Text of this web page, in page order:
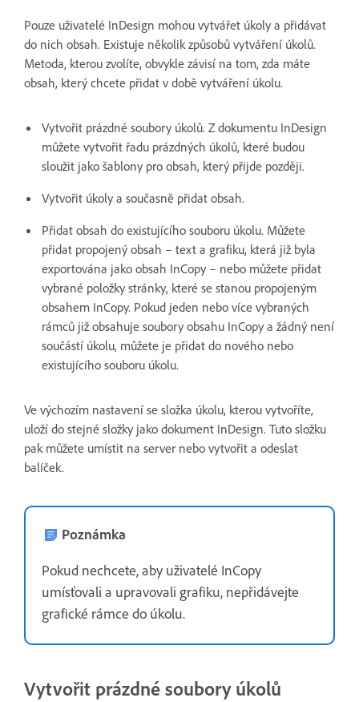
Pouze uživatelé InDesign mohou vytvářet úkoly a přidávat
do nich obsah. Existuje několik způsobů vytváření úkolů.
Metoda, kterou zvolíte, obvykle závisí na tom, zda máte
obsah, který chcete přidat v době vytváření úkolu.
Vytvořit prázdné soubory úkolů. Z dokumentu InDesign
můžete vytvořit řadu prázdných úkolů, které budou
sloužit jako šablony pro obsah, který přijde později.
Vytvořit úkoly a současně přidat obsah.
Přidat obsah do existujícího souboru úkolu. Můžete
přidat propojený obsah – text a grafiku, která již byla
exportována jako obsah InCopy – nebo můžete přidat
vybrané položky stránky, které se stanou propojeným
obsahem InCopy. Pokud jeden nebo více vybraných
rámců již obsahuje soubory obsahu InCopy a žádný není
součástí úkolu, můžete je přidat do nového nebo
existujícího souboru úkolu.
Ve výchozím nastavení se složka úkolu, kterou vytvoříte,
uloží do stejné složky jako dokument InDesign. Tuto složku
pak můžete umístit na server nebo vytvořit a odeslat
balíček.
Poznámka
Pokud nechcete, aby uživatelé InCopy
umísťovali a upravovali grafiku, nepřidávejte
grafické rámce do úkolu.
Vytvořit prázdné soubory úkolů